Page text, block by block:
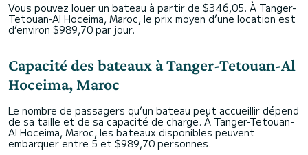
Vous pouvez louer un bateau à partir de $346,05. À Tanger-
Tetouan-Al Hoceima, Maroc, le prix moyen d’une location est
d’environ $989,70 par jour.
Capacité des bateaux à Tanger-Tetouan-Al
Hoceima, Maroc
Le nombre de passagers qu’un bateau peut accueillir dépend
de sa taille et de sa capacité de charge. À Tanger-Tetouan-
Al Hoceima, Maroc, les bateaux disponibles peuvent
embarquer entre 5 et $989,70 personnes.